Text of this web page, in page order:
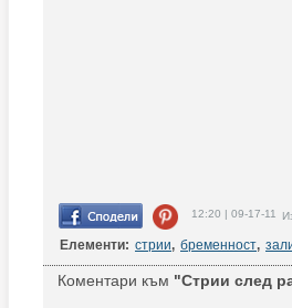
12:20 | 09-17-11
Елементи: стрии, бременност,
Коментари към "Стрии след